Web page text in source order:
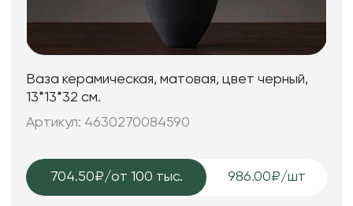
Ваза керамическая, матовая, цвет черный,
13*13*32 см.
Артикул: 4630270084590
704.50₽/от 100 тыс. 986.00₽/шт